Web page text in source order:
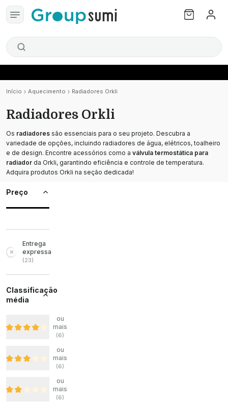
Início Aquecimento Radiadores Orkli
Radiadores Orkli
Os radiadores são essenciais para o seu projeto. Descubra a
variedade de opções, incluindo radiadores de água, elétricos, toalheiro
e de design. Encontre acessórios como a válvula termostática para
radiador da Orkli, garantindo eficiência e controle de temperatura.
Adquira produtos Orkli na seção dedicada!
Preço
Entrega
expressa
(23)
Classificação
média
ou
mais
(6)
ou
mais
(6)
ou
mais
(6)